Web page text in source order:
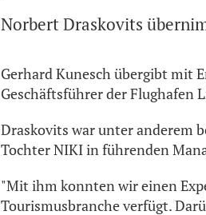
Norbert Draskovits
Gerhard Kunesch übergibt mit
Geschäftsführer der Flughafen
Draskovits war unter anderem
Tochter NIKI in führenden
"Mit ihm konnten wir einen
Tourismusbranche verfügt.